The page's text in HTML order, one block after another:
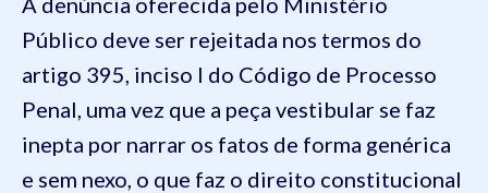
Público deve ser rejeitada nos termos do
artigo 395, inciso I do Código de Processo
Penal, uma vez que a peça vestibular se faz
inepta por narrar os fatos de forma genérica
e sem nexo, o que faz o direito constitucional